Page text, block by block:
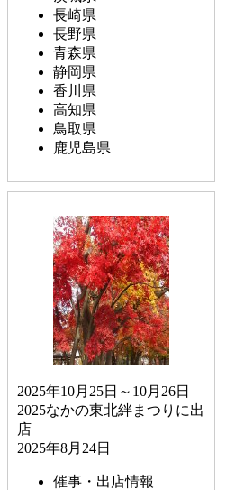
長崎県
長野県
青森県
静岡県
香川県
高知県
鳥取県
鹿児島県
2025年10月25日～10月26日
2025なかの東北絆まつりに出
店
2025年8月24日
催事・出店情報